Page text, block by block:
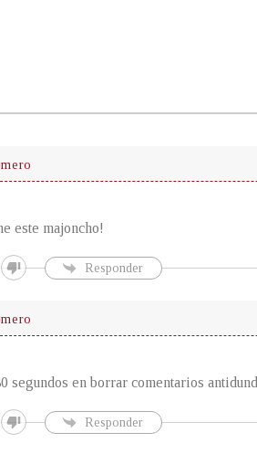
este majoncho!
Responder
segundos en borrar comentarios
Responder